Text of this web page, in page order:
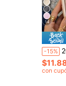
14
-15% 2026
con